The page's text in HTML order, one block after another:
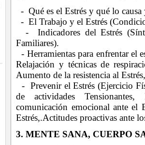
- Qué es el Estrés y qué lo causa
- El Trabajo y el Estrés
- Indicadores del Estrés
Familiares).
- Herramientas para enfrentar el
Relajación y técnicas de
Aumento de la resistencia al
- Prevenir el Estrés (Ejercicio
de actividades
comunicación emocional ante el
Estrés,.Actitudes proactivas ante
3. MENTE SANA, CUERPO